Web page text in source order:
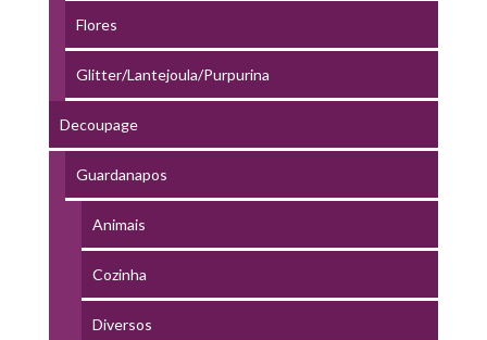
Flores
Glitter/Lantejoula/Purpurina
Decoupage
Guardanapos
Animais
Cozinha
Diversos